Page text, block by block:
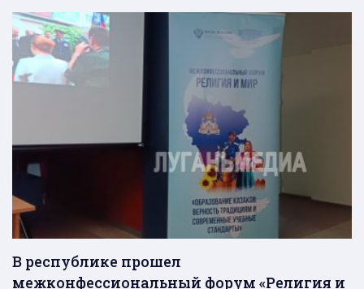
В республике прошел
межконфессиональный форум «Религия и